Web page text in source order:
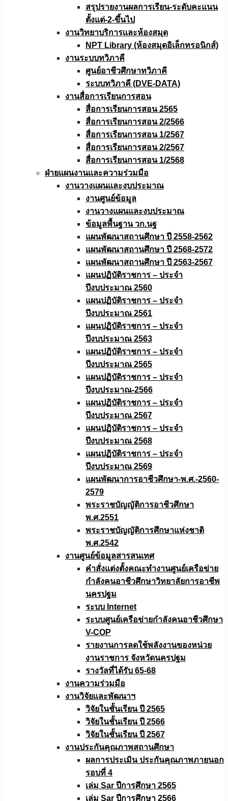
สรุปรายงานผลการเรียน-ระดับคะแนน
ตั้งแต่-2-ขึ้นไป
งานวิทยาบริการเเละห้องสมุด
NPT Library (ห้องสมุดอิเล็กทรอนิกส์)
งานระบบทวิภาคี
ศูนย์อาชีวศึกษาทวิภาคี
ระบบทวิภาคี (DVE-DATA)
งานสื่อการเรียนการสอน
สื่อการเรียนการสอน 2565
สื่อการเรียนการสอน 2/2566
สื่อการเรียนการสอน 1/2567
สื่อการเรียนการสอน 2/2567
สื่อการเรียนการสอน 1/2568
ฝ่ายแผนงานเเละความร่วมมือ
งานวางแผนเเละงบประมาณ
งานศูนย์ข้อมูล
งานวางแผนและงบประมาณ
ข้อมูลพื้นฐาน วก.นฐ
แผนพัฒนาสถานศึกษา ปี 2558-2562
แผนพัฒนาสถานศึกษา ปี 2568-2572
แผนพัฒนาสถานศึกษา ปี 2563-2567
แผนปฏิบัติราชการ – ประจำ
ปีงบประมาณ 2560
แผนปฏิบัติราชการ – ประจำ
ปีงบประมาณ 2561
แผนปฏิบัติราชการ – ประจำ
ปีงบประมาณ 2563
แผนปฏิบัติราชการ – ประจำ
ปีงบประมาณ 2565
แผนปฏิบัติราชการ – ประจำ
ปีงบประมาณ-2566
แผนปฏิบัติราชการ – ประจำ
ปีงบประมาณ 2567
แผนปฏิบัติราชการ – ประจำ
ปีงบประมาณ 2568
แผนปฏิบัติราชการ – ประจำ
ปีงบประมาณ 2569
แผนพัฒนาการอาชีวศึกษา-พ.ศ.-2560-
2579
พระราชบัญญัติการอาชีวศึกษา
พ.ศ.2551
พระราชบัญญัติการศึกษาแห่งชาติ
พ.ศ.2542
งานศูนย์ข้อมูลสารสนเทศ
คำสั่งแต่งตั้งคณะทำงานศูนย์เครือข่าย
กำลังคนอาชีวศึกษาวิทยาลัยการอาชีพ
นครปฐม
ระบบ Internet
ระบบศูนย์เครือข่ายกำลังคนอาชีวศึกษา
V-COP
รายงานการลดใช้พลังงานของหน่วย
งานราชการ จังหวัดนครปฐม
รางวัลที่ได้รับ 65-68
งานความร่วมมือ
งานวิจัยเเละพัฒนาฯ
วิจัยในชั้นเรียน ปี 2565
วิจัยในชั้นเรียน ปี 2566
วิจัยในชั้นเรียน ปี 2567
งานประกันคุณภาพสถานศึกษา
ผลการประเมิน ประกันคุณภาพภายนอก
รอบที่ 4
เล่ม Sar ปีการศึกษา 2565
เล่ม Sar ปีการศึกษา 2566